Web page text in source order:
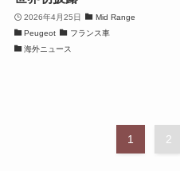
2026年4月25日
Mid Range
Peugeot
フランス車
海外ニュース
1 2